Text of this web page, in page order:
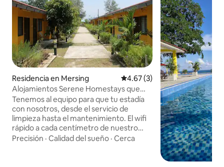
Residencia en Mersing Calificación promedio: 4.67
4.67 (3)
Alojamientos Serene Homestays que
están muy cerca de la playa.
Tenemos al equipo para que tu estadía
con nosotros, desde el servicio de
limpieza hasta el mantenimiento. El wifi
rápido a cada centímetro de nuestro
alojamiento y limpieza es el más
Precisión · Calidad del sueño · Cerca